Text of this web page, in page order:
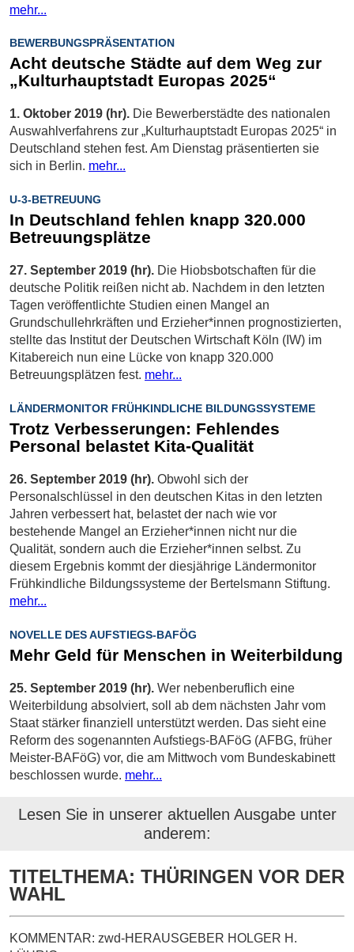
mehr...
BEWERBUNGSPRÄSENTATION
Acht deutsche Städte auf dem Weg zur
„Kulturhauptstadt Europas 2025“
1. Oktober 2019 (hr). Die Bewerberstädte des nationalen
Auswahlverfahrens zur „Kulturhauptstadt Europas 2025“ in
Deutschland stehen fest. Am Dienstag präsentierten sie
sich in Berlin. mehr...
U-3-BETREUUNG
In Deutschland fehlen knapp 320.000
Betreuungsplätze
27. September 2019 (hr). Die Hiobsbotschaften für die
deutsche Politik reißen nicht ab. Nachdem in den letzten
Tagen veröffentlichte Studien einen Mangel an
Grundschullehrkräften und Erzieher*innen prognostizierten,
stellte das Institut der Deutschen Wirtschaft Köln (IW) im
Kitabereich nun eine Lücke von knapp 320.000
Betreuungsplätzen fest. mehr...
LÄNDERMONITOR FRÜHKINDLICHE BILDUNGSSYSTEME
Trotz Verbesserungen: Fehlendes
Personal belastet Kita-Qualität
26. September 2019 (hr). Obwohl sich der
Personalschlüssel in den deutschen Kitas in den letzten
Jahren verbessert hat, belastet der nach wie vor
bestehende Mangel an Erzieher*innen nicht nur die
Qualität, sondern auch die Erzieher*innen selbst. Zu
diesem Ergebnis kommt der diesjährige Ländermonitor
Frühkindliche Bildungssysteme der Bertelsmann Stiftung.
mehr...
NOVELLE DES AUFSTIEGS-BAFÖG
Mehr Geld für Menschen in Weiterbildung
25. September 2019 (hr). Wer nebenberuflich eine
Weiterbildung absolviert, soll ab dem nächsten Jahr vom
Staat stärker finanziell unterstützt werden. Das sieht eine
Reform des sogenannten Aufstiegs-BAFöG (AFBG, früher
Meister-BAFöG) vor, die am Mittwoch vom Bundeskabinett
beschlossen wurde. mehr...
Lesen Sie in unserer aktuellen Ausgabe unter
anderem:
TITELTHEMA: THÜRINGEN VOR DER
WAHL
KOMMENTAR: zwd-HERAUSGEBER HOLGER H.